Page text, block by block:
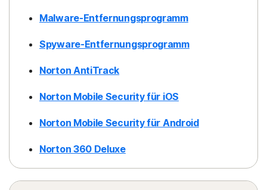
Malware-Entfernungsprogramm
Spyware-Entfernungsprogramm
Norton AntiTrack
Norton Mobile Security für iOS
Norton Mobile Security für Android
Norton 360 Deluxe